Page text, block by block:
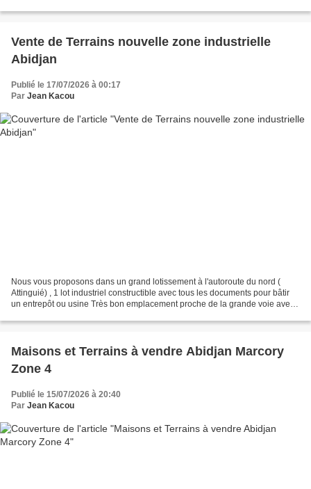
Vente de Terrains nouvelle zone industrielle
Abidjan
Publié le 17/07/2026 à 00:17
Par Jean Kacou
Nous vous proposons dans un grand lotissement à l'autoroute du nord (
Attinguié) , 1 lot industriel constructible avec tous les documents pour bâtir
un entrepôt ou usine Très bon emplacement proche de la grande voie avec
Maisons et Terrains à vendre Abidjan Marcory
Zone 4
Publié le 15/07/2026 à 20:40
Par Jean Kacou